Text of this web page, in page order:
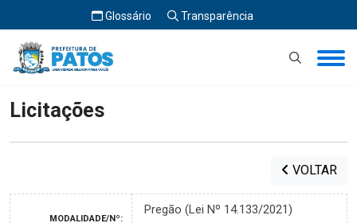
Glossário Transparência
Início Licitações
Licitações
VOLTAR
MODALIDADE/Nº:
Pregão (Lei Nº 14.133/2021)